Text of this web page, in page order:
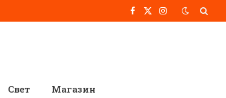
Facebook
X
Instagram
Свет Магазин